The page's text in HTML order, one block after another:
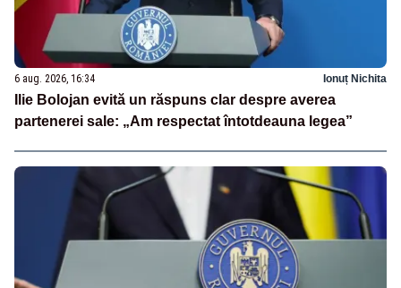
6 aug. 2026, 16:34 Ionuț Nichita
Ilie Bolojan evită un răspuns clar despre averea
partenerei sale: „Am respectat întotdeauna legea”